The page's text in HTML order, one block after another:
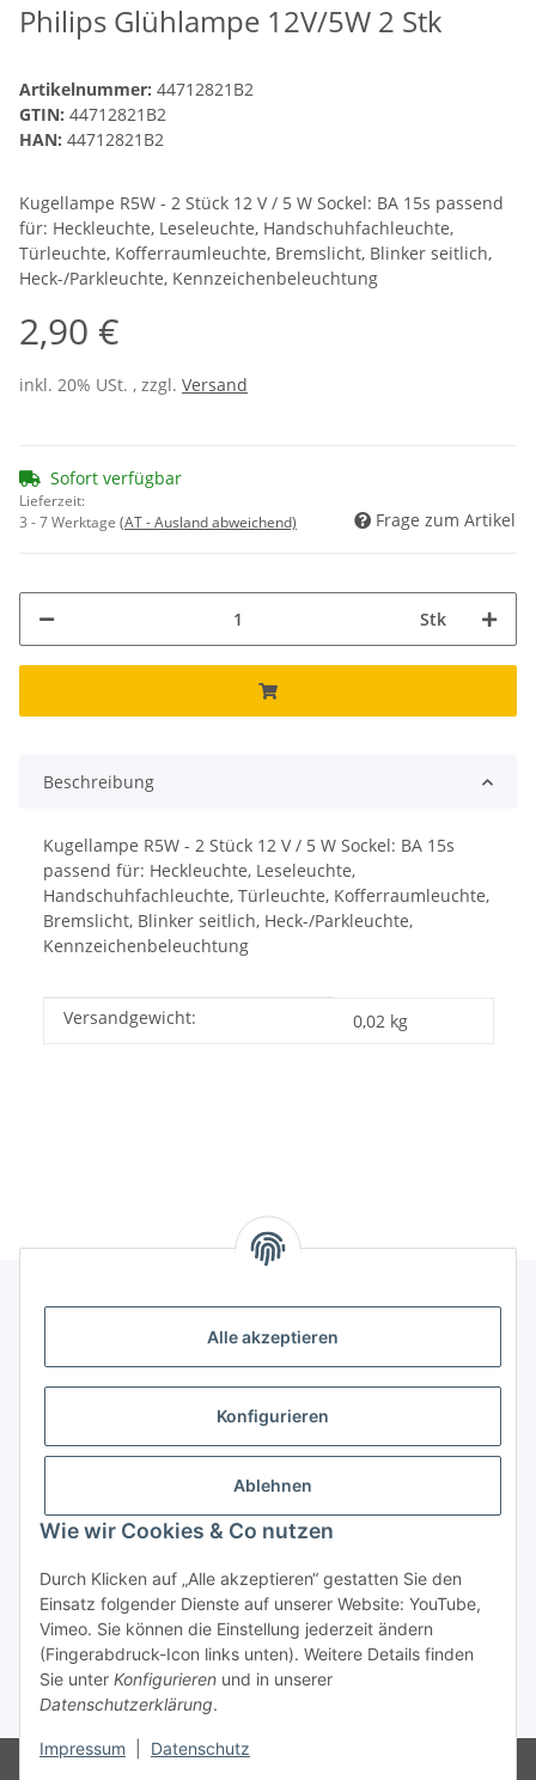
Alle akzeptieren
Konfigurieren
Ablehnen
Wie wir Cookies & Co nutzen
Durch Klicken auf „Alle akzeptieren“ gestatten Sie den
Einsatz folgender Dienste auf unserer Website: YouTube,
Vimeo. Sie können die Einstellung jederzeit ändern
(Fingerabdruck-Icon links unten). Weitere Details finden
Sie unter Konfigurieren und in unserer
Datenschutzerklärung.
Impressum Datenschutz
Philips Glühlampe 12V/5W 2 Stk
Artikelnummer: 44712821B2
GTIN: 44712821B2
HAN: 44712821B2
Kugellampe R5W - 2 Stück 12 V / 5 W Sockel: BA 15s passend
für: Heckleuchte, Leseleuchte, Handschuhfachleuchte,
Türleuchte, Kofferraumleuchte, Bremslicht, Blinker seitlich,
Heck-/Parkleuchte, Kennzeichenbeleuchtung
2,90 €
inkl. 20% USt. , zzgl. Versand
Sofort verfügbar
Lieferzeit:
3 - 7 Werktage (AT - Ausland abweichend) Frage zum Artikel
Stk
Beschreibung
Kugellampe R5W - 2 Stück 12 V / 5 W Sockel: BA 15s
passend für: Heckleuchte, Leseleuchte,
Handschuhfachleuchte, Türleuchte, Kofferraumleuchte,
Bremslicht, Blinker seitlich, Heck-/Parkleuchte,
Kennzeichenbeleuchtung
Produkteigenschaft
Wert
Versandgewicht: 0,02 kg
Gesetzliche Informationen
* Alle Preise inkl. gesetzlicher USt., zzgl.